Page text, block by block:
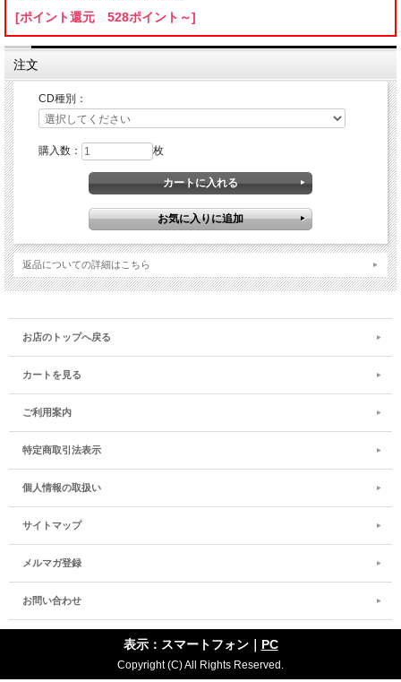
[ポイント還元 528ポイント～]
注文
CD種別：
購入数： 枚
返品についての詳細はこちら
お店のトップへ戻る
カートを見る
ご利用案内
特定商取引法表示
個人情報の取扱い
サイトマップ
メルマガ登録
お問い合わせ
表示：スマートフォン｜ PC
Copyright (C) All Rights Reserved.